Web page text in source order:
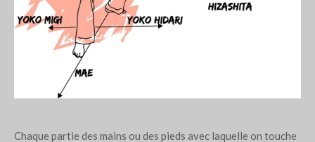
Chaque partie des mains ou des pieds avec laquelle on touche